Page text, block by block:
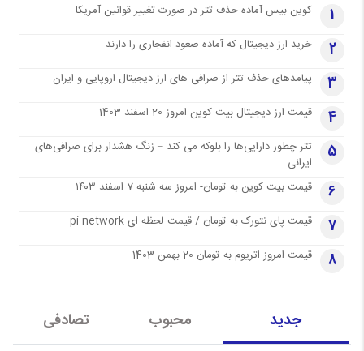
1 کوین بیس آماده حذف تتر در صورت تغییر قوانین آمریکا
2 خرید ارز دیجیتال که آماده صعود انفجاری را دارند
3 پیامدهای حذف تتر از صرافی های ارز دیجیتال اروپایی و ایران
4 قیمت ارز دیجیتال بیت کوین امروز 20 اسفند 1403
5
تتر چطور دارایی‌ها را بلوکه می کند – زنگ هشدار برای صرافی‌های
ایرانی
6 قیمت بیت کوین به تومان- امروز سه شنبه 7 اسفند ۱۴۰۳
7 قیمت پای نتورک به تومان / قیمت لحظه ای pi network
8 قیمت امروز اتریوم به تومان 20 بهمن 1403
جدید محبوب تصادفی